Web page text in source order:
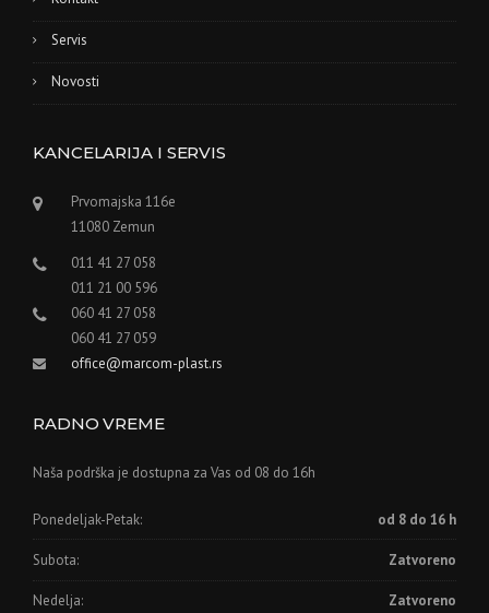
Servis
Novosti
KANCELARIJA I SERVIS
Prvomajska 116e
11080 Zemun
011 41 27 058
011 21 00 596
060 41 27 058
060 41 27 059
office@marcom-plast.rs
RADNO VREME
Naša podrška je dostupna za Vas od 08 do 16h
Ponedeljak-Petak: od 8 do 16 h
Subota: Zatvoreno
Nedelja: Zatvoreno